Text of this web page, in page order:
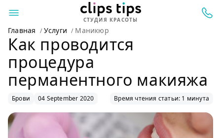
СТУДИЯ КРАСОТЫ
Главная Услуги Маникюр
Как проводится
процедура
перманентного макияжа
Брови 04 September 2020 Время чтения статьи: 1 минута